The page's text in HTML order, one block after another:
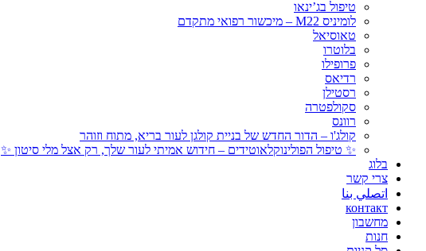
טיפול בג’ינאו
לומיניס M22 – מיכשור רפואי מתקדם
טאוסיאל
בלוטרו
פרופילו
רדיאס
רסטילן
סקולפטרה
רוונס
קולג'ו – הדור החדש של בניית קולגן לעור בריא, מתוח וזוהר
✨ טיפול הפולינוקלאוטידים – חידוש אמיתי לעור שלך, רק אצל מלי סיטון ✨
בלוג
צרי קשר
اتصلي بنا
контакт
מחשבון
חנות